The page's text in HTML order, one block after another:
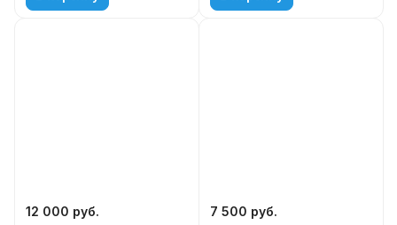
12 000 руб.
7 500 руб.